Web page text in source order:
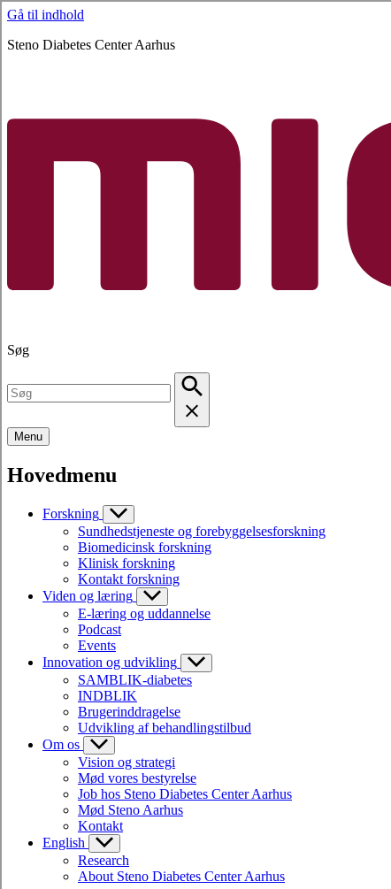
Gå til indhold
Steno Diabetes Center Aarhus
Søg
Menu
Hovedmenu
Forskning
Sundhedstjeneste og forebyggelsesforskning
Biomedicinsk forskning
Klinisk forskning
Kontakt forskning
Viden og læring
E-læring og uddannelse
Podcast
Events
Innovation og udvikling
SAMBLIK-diabetes
INDBLIK
Brugerinddragelse
Udvikling af behandlingstilbud
Om os
Vision og strategi
Mød vores bestyrelse
Job hos Steno Diabetes Center Aarhus
Mød Steno Aarhus
Kontakt
English
Research
About Steno Diabetes Center Aarhus